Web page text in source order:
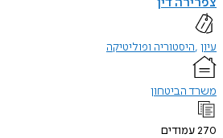
עיון היסטוריה ופוליטיקה
משרד הביטחון
270עמודים